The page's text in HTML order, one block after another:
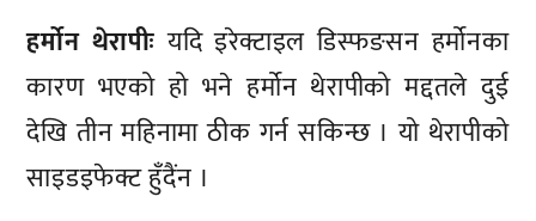
हर्मोन थेरापीः यदि इरेक्टाइल डिस्फङसन हर्मोनका
कारण भएको हो भने हर्मोन थेरापीको मद्दतले दुई
देखि तीन महिनामा ठीक गर्न सकिन्छ । यो थेरापीको
साइडइफेक्ट हुँदैंन ।